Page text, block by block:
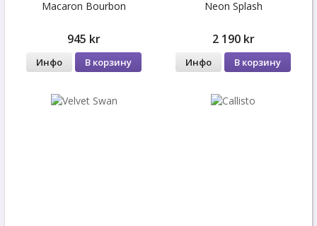
Macaron Bourbon
945 kr
Инфо В корзину
Neon Splash
2 190 kr
Инфо В корзину